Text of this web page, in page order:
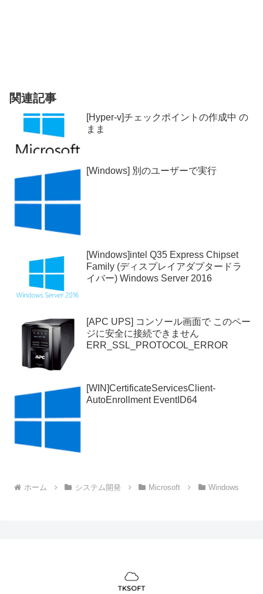
関連記事
[Hyper-v]チェックポイントの作成中 の
まま
[Windows] 別のユーザーで実行
[Windows]intel Q35 Express Chipset
Family (ディスプレイアダプタードラ
イバー) Windows Server 2016
[APC UPS] コンソール画面で このペー
ジに安全に接続できません
ERR_SSL_PROTOCOL_ERROR
[WIN]CertificateServicesClient-
AutoEnrollment EventID64
ホーム システム開発 Microsoft Windows